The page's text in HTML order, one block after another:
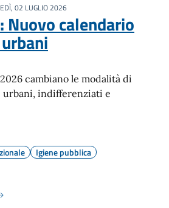
02 LUGLIO 2026
Nuovo calendario
cambiano le modalità di
indifferenziati e
Igiene pubblica